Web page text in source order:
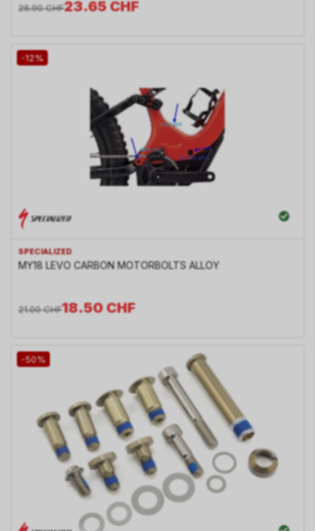
23.65CHF
26.90 CHF
-12%
SPECIALIZED
MY18 LEVO CARBON MOTORBOLTS ALLOY
18.50CHF
21.00 CHF
-50%